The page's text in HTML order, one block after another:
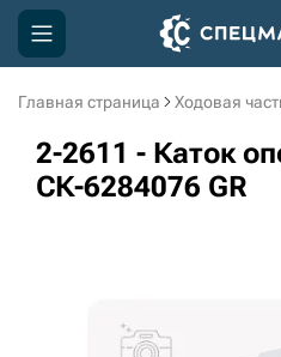
Главная страница Ходовая
2-2611 - Каток
СК-6284076 GR
Компания
Акции